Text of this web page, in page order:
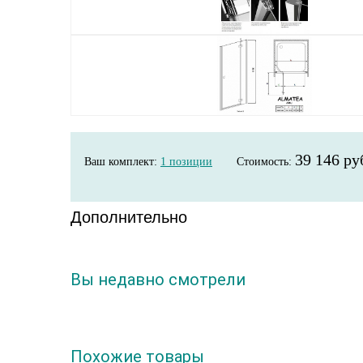
Ваш комплект: 1 позиции Стоимость: 39 146
Дополнительно
Вы недавно смотрели
Похожие товары